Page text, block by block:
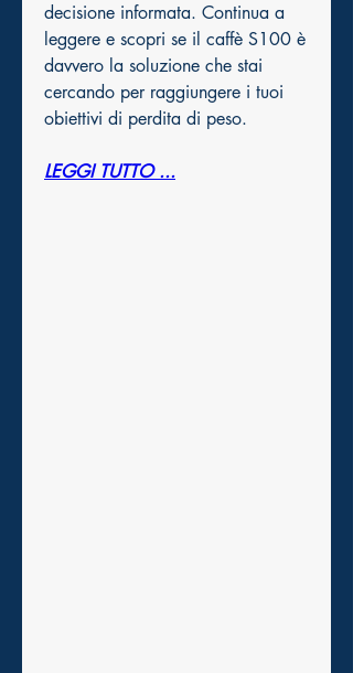
decisione informata. Continua a
leggere e scopri se il caffè S100 è
davvero la soluzione che stai
cercando per raggiungere i tuoi
obiettivi di perdita di peso.
LEGGI TUTTO ...